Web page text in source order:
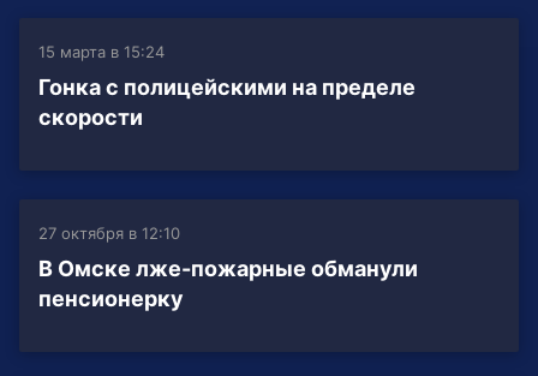
15 марта в 15:24
Гонка с полицейскими на пределе
скорости
27 октября в 12:10
В Омске лже-пожарные обманули
пенсионерку